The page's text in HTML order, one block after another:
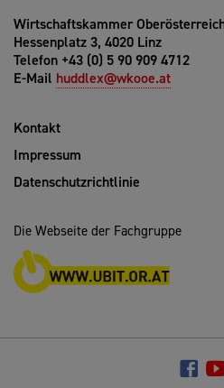
Wirtschaftskammer
Hessenplatz 3, 4020 Linz
Telefon +43 (0) 5 90 909 4712
E-Mail huddlex@wkooe.at
Kontakt
Impressum
Datenschutzrichtlinie
Die Webseite der Fachgruppe